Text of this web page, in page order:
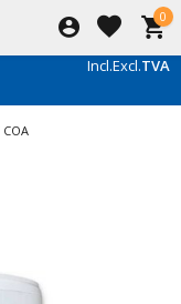
0
Incl.Excl.TVA